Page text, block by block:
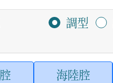
調型
海陸腔